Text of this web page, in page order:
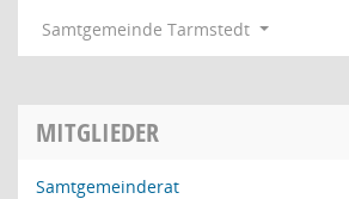
Samtgemeinde Tarmstedt
MITGLIEDER
Samtgemeinderat